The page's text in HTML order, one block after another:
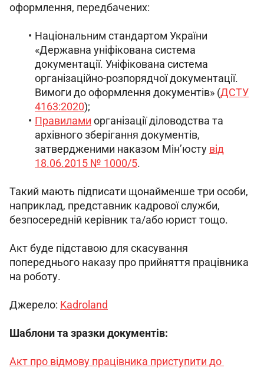
оформлення, передбачених:
Національним стандартом України
«Державна уніфікована система
документації. Уніфікована система
організаційно-розпорядчої документації.
Вимоги до оформлення документів» (ДСТУ
4163:2020);
Правилами організації діловодства та
архівного зберігання документів,
затвердженими наказом Мінʼюсту від
18.06.2015 № 1000/5.
Такий мають підписати щонайменше три особи,
наприклад, представник кадрової служби,
безпосередній керівник та/або юрист тощо.
Акт буде підставою для скасування
попереднього наказу про прийняття працівника
на роботу.
Джерело: Kadroland
Шаблони та зразки документів:
Акт про відмову працівника приступити до